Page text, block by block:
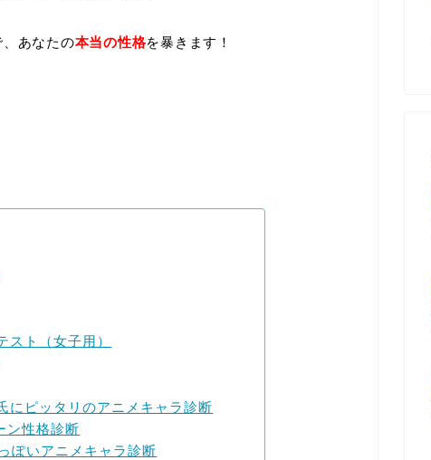
あなたの本当の性格を暴きます！
スト（女子用）
にピッタリのアニメキャラ診断
ン性格診断
ぽいアニメキャラ診断